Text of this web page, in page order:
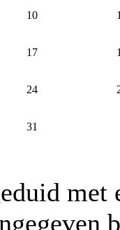
10
17
24
31
met